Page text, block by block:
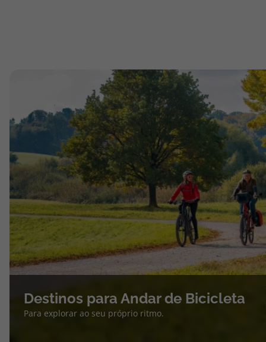
Destinos para Andar de Bicicleta
Para explorar ao seu próprio ritmo.